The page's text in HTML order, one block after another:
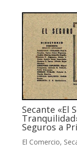
Secante «El
Seguros a
El Comercio,